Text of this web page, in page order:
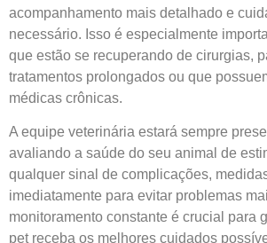
acompanhamento mais detalhado e
necessário. Isso é especialmente
que estão se recuperando de cirurgias,
tratamentos prolongados ou que
médicas crônicas.
A equipe veterinária estará sempre
avaliando a saúde do seu animal de
qualquer sinal de complicações,
imediatamente para evitar problemas
monitoramento constante é crucial para
pet receba os melhores cuidados